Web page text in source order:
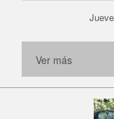
Ver más